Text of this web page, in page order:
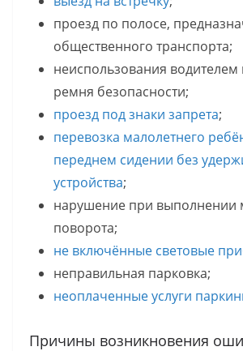
проезд по полосе,
общественного транспорта;
неиспользования
ремня безопасности;
проезд под знаки запрета;
перевозка малолетнего
переднем сидении без
устройства;
нарушение при выполнении
поворота;
не включённые световые
неправильная парковка;
неоплаченные услуги
Причины возникновения